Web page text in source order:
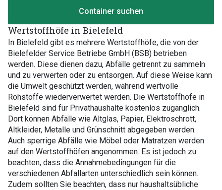
Container suchen
Wertstoffhöfe in Bielefeld
In Bielefeld gibt es mehrere Wertstoffhöfe, die von der
Bielefelder Service Betriebe GmbH (BSB) betrieben
werden. Diese dienen dazu, Abfälle getrennt zu sammeln
und zu verwerten oder zu entsorgen. Auf diese Weise kann
die Umwelt geschützt werden, während wertvolle
Rohstoffe wiederverwertet werden. Die Wertstoffhöfe in
Bielefeld sind für Privathaushalte kostenlos zugänglich.
Dort können Abfälle wie Altglas, Papier, Elektroschrott,
Altkleider, Metalle und Grünschnitt abgegeben werden.
Auch sperrige Abfälle wie Möbel oder Matratzen werden
auf den Wertstoffhöfen angenommen. Es ist jedoch zu
beachten, dass die Annahmebedingungen für die
verschiedenen Abfallarten unterschiedlich sein können.
Zudem sollten Sie beachten, dass nur haushaltsübliche